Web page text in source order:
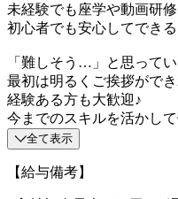
未経験でも座学や動画研修
初心者でも安心してでき
「難しそう…」と思ってい
最初は明るくご挨拶ができ
経験ある方も大歓迎♪
今までのスキルを活かし
全て表示
【給与備考】